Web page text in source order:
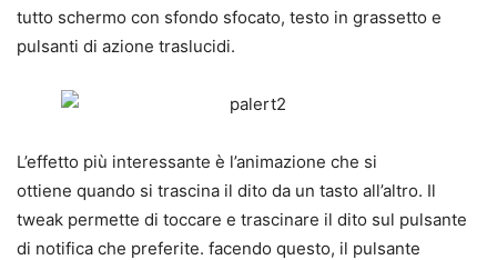
tutto schermo con sfondo sfocato, testo in grassetto e
pulsanti di azione traslucidi.
L’effetto più interessante è l’animazione che si
ottiene quando si trascina il dito da un tasto all’altro. Il
tweak permette di toccare e trascinare il dito sul pulsante
di notifica che preferite. facendo questo, il pulsante